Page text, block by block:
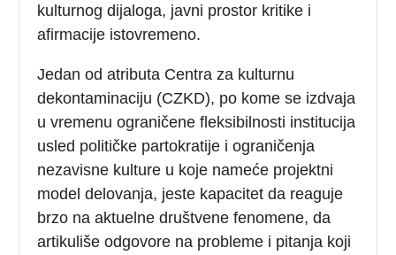
kulturnog dijaloga, javni prostor kritike i
afirmacije istovremeno.
Jedan od atributa Centra za kulturnu
dekontaminaciju (CZKD), po kome se izdvaja
u vremenu ograničene fleksibilnosti institucija
usled političke partokratije i ograničenja
nezavisne kulture u koje nameće projektni
model delovanja, jeste kapacitet da reaguje
brzo na aktuelne društvene fenomene, da
artikuliše odgovore na probleme i pitanja koji